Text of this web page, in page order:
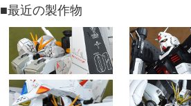
■最近の製作物